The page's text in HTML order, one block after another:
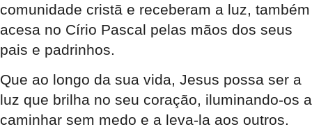
comunidade cristã e receberam a luz, também
acesa no Círio Pascal pelas mãos dos seus
pais e padrinhos.
Que ao longo da sua vida, Jesus possa ser a
luz que brilha no seu coração, iluminando-os a
caminhar sem medo e a leva-la aos outros.